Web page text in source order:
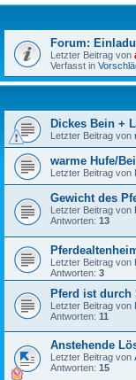
Forum:
Letzter Beitrag von
Verfasst in
Dickes Bein +
Letzter Beitrag von
warme Hufe/
Letzter Beitrag von
Gewicht des
Letzter Beitrag von
Antworten: 13
Letzter Beitrag von
Antworten: 3
Pferd ist durch
Letzter Beitrag von
Antworten: 11
Anstehende
Letzter Beitrag von
Antworten: 15